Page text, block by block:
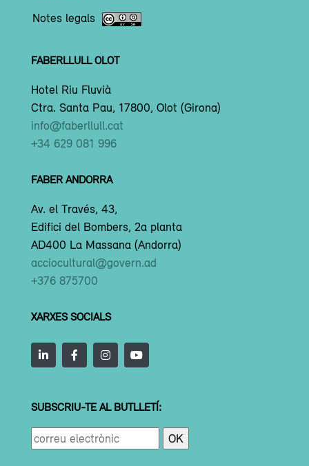
Notes legals
FABERLLULL OLOT
Hotel Riu Fluvià
Ctra. Santa Pau, 17800, Olot (Girona)
info@faberllull.cat
+34 629 081 996
FABER ANDORRA
Av. el Través, 43,
Edifici del Bombers, 2a planta
AD400 La Massana (Andorra)
acciocultural@govern.ad
+376 875700
XARXES SOCIALS
SUBSCRIU-TE AL BUTLLETÍ: